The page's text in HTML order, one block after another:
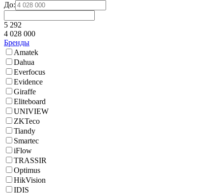
До:
5 292
4 028 000
Бренды
Amatek
Dahua
Everfocus
Evidence
Giraffe
Eliteboard
UNIVIEW
ZKTeco
Tiandy
Smartec
iFlow
TRASSIR
Optimus
HikVision
IDIS